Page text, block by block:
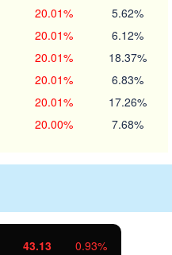
20.01% 5.62%
20.01% 6.12%
20.01% 18.37%
20.01% 6.83%
20.01% 17.26%
20.00% 7.68%
43.13 0.93%